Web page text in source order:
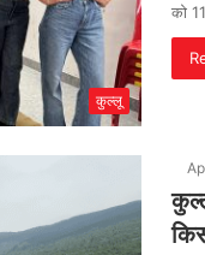
कुल्लू
को